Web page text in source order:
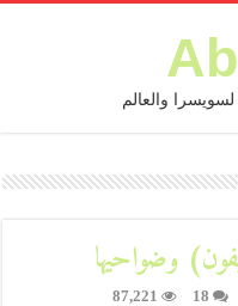
والعالم
18
87,221